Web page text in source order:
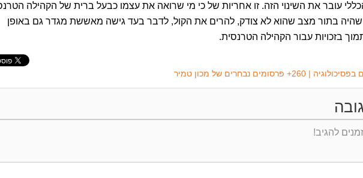
עובר את השינוי הזה. זו אחריות של כי מי שרואה את עצמו כבעל ברית של הקהילה
בתור מצב שהוא לא צודק, להרים את הקול, לדבר בעד גישה מאששת מגדר גם באופן
בזכויות עבור הקהילה הטרנסית.
| 260+ פרסומים נבחרים של מכון טמיר
להגיב!